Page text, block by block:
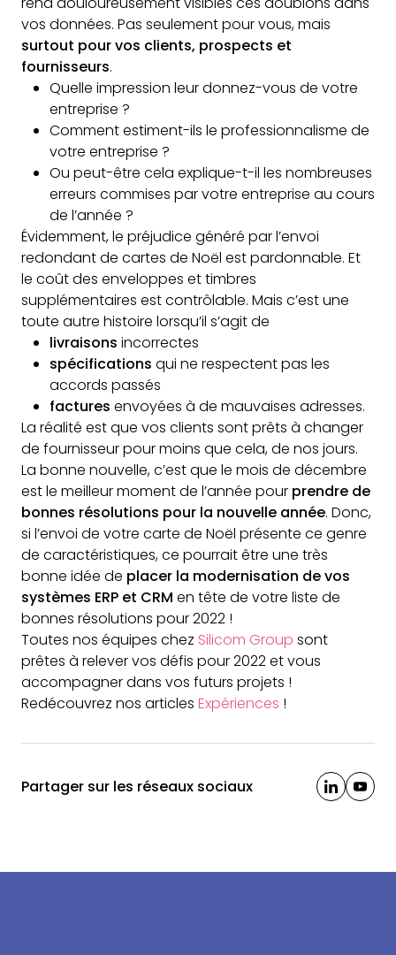
vos données. Pas seulement pour vous, mais
surtout pour vos clients, prospects et
fournisseurs.
Quelle impression leur donnez-vous de votre
entreprise ?
Comment estiment-ils le professionnalisme de
votre entreprise ?
Ou peut-être cela explique-t-il les nombreuses
erreurs commises par votre entreprise au cours
de l’année ?
Évidemment, le préjudice généré par l’envoi
redondant de cartes de Noël est pardonnable. Et
le coût des enveloppes et timbres
supplémentaires est contrôlable. Mais c’est une
toute autre histoire lorsqu’il s’agit de
livraisons incorrectes
spécifications qui ne respectent pas les
accords passés
factures envoyées à de mauvaises adresses.
La réalité est que vos clients sont prêts à changer
de fournisseur pour moins que cela, de nos jours.
La bonne nouvelle, c’est que le mois de décembre
est le meilleur moment de l’année pour prendre de
bonnes résolutions pour la nouvelle année. Donc,
si l’envoi de votre carte de Noël présente ce genre
de caractéristiques, ce pourrait être une très
bonne idée de placer la modernisation de vos
systèmes ERP et CRM en tête de votre liste de
bonnes résolutions pour 2022 !
Toutes nos équipes chez Silicom Group sont
prêtes à relever vos défis pour 2022 et vous
accompagner dans vos futurs projets !
Redécouvrez nos articles Expériences !
Partager sur les réseaux sociaux